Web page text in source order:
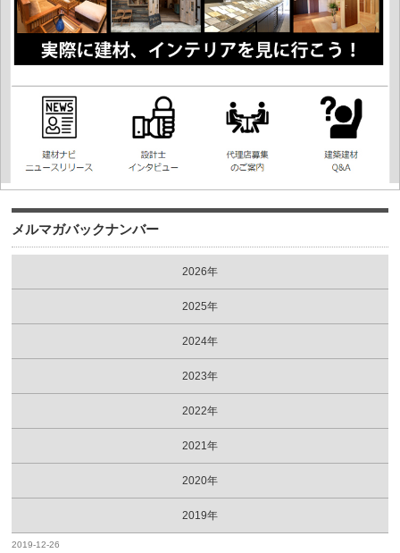
メルマガバックナンバー
2026年
2025年
2024年
2023年
2022年
2021年
2020年
2019年
2019-12-26